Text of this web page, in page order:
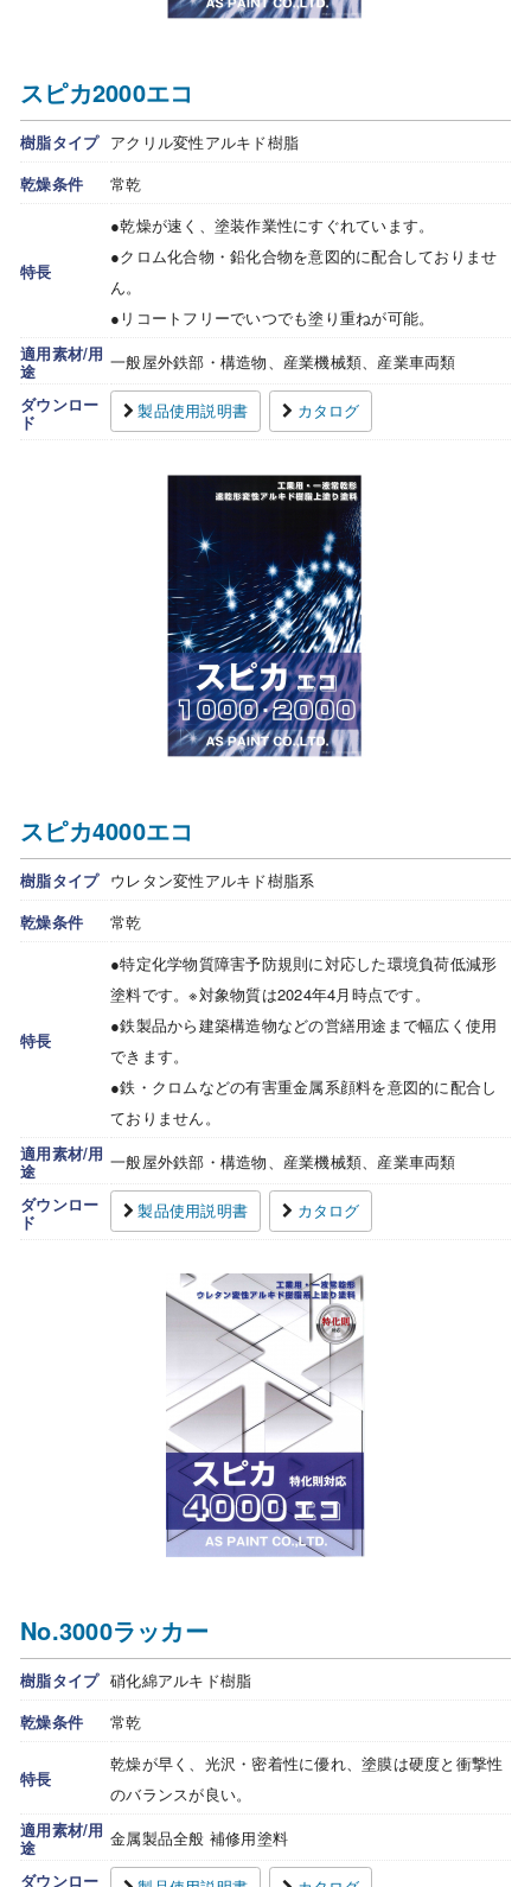
スピカ2000エコ
樹脂タイプ アクリル変性アルキド樹脂
乾燥条件
常乾
特長
●乾燥が速く、塗装作業性にすぐれています。
●クロム化合物・鉛化合物を意図的に配合しておりませ
ん。
●リコートフリーでいつでも塗り重ねが可能。
適用素材/用
途
一般屋外鉄部・構造物、産業機械類、産業車両類
ダウンロー
ド
製品使用説明書 カタログ
スピカ4000エコ
樹脂タイプ ウレタン変性アルキド樹脂系
乾燥条件
常乾
特長
●特定化学物質障害予防規則に対応した環境負荷低減形
塗料です。※対象物質は2024年4月時点です。
●鉄製品から建築構造物などの営繕用途まで幅広く使用
できます。
●鉄・クロムなどの有害重金属系顔料を意図的に配合し
ておりません。
適用素材/用
途
一般屋外鉄部・構造物、産業機械類、産業車両類
ダウンロー
ド
製品使用説明書 カタログ
No.3000ラッカー
樹脂タイプ 硝化綿アルキド樹脂
乾燥条件
常乾
特長
乾燥が早く、光沢・密着性に優れ、塗膜は硬度と衝撃性
のバランスが良い。
適用素材/用
途
金属製品全般 補修用塗料
ダウンロー